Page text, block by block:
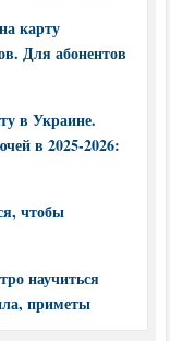
карту
Для абонентов
в Украине.
в 2025-2026:
чтобы
научиться
приметы